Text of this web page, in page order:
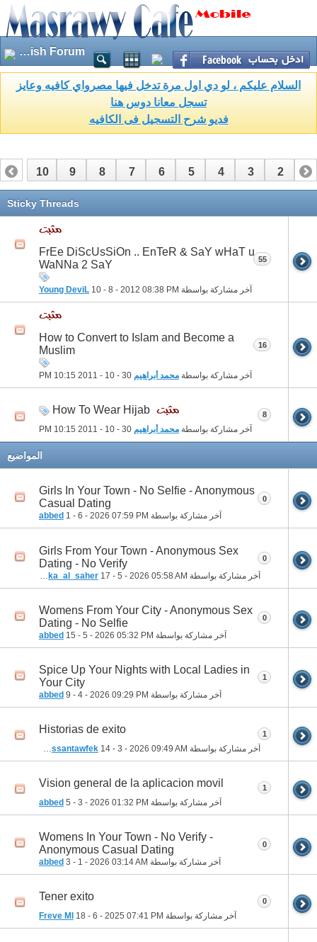
English Forum
السلام عليكم ، لو دي اول مرة تدخل فيها مصرواي كافيه وعايز
تسجل معانا دوس هنا
فديو شرح التسجيل فى الكافيه
1
2
3
4
5
6
7
8
9
10
Sticky Threads
FrEe DiScUsSiOn .. EnTeR & SaY wHaT u
WaNNa 2 SaY
آخر مشاركة بواسطة Young DeviL 10 - 8 - 2012 08:38 PM
55
How to Convert to Islam and Become a
Muslim
آخر مشاركة بواسطة محمد أبراهيم 10:15 PM
16
How To Wear Hijab
آخر مشاركة بواسطة محمد أبراهيم 10:15 PM
8
المواضيع
Girls In Your Town - No Selfie - Anonymous
Casual Dating
آخر مشاركة بواسطة abbed 1 - 6 - 2026 07:59 PM
0
Girls From Your Town - Anonymous Sex
Dating - No Verify
آخر مشاركة بواسطة houka_al_saher 17 - 5 - 2026 05:58 AM
0
Womens From Your City - Anonymous Sex
Dating - No Selfie
آخر مشاركة بواسطة abbed 15 - 5 - 2026 05:32 PM
0
Spice Up Your Nights with Local Ladies in
Your City
آخر مشاركة بواسطة abbed 9 - 4 - 2026 09:29 PM
1
Historias de exito
آخر مشاركة بواسطة mohamedhassantawfek 14 - 3 - 2026 09:49 AM
1
Vision general de la aplicacion movil
آخر مشاركة بواسطة abbed 5 - 3 - 2026 01:32 PM
1
Womens In Your Town - No Verify -
Anonymous Casual Dating
آخر مشاركة بواسطة abbed 3 - 1 - 2026 03:14 AM
0
Tener exito
آخر مشاركة بواسطة Freve Ml 18 - 6 - 2025 07:41 PM
0